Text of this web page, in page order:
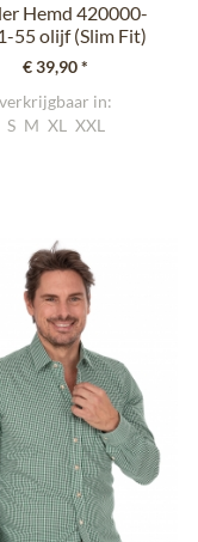
Hemd 420000-
55 olijf (Slim Fit)
€ 39,90 *
verkrijgbaar in:
S M XL XXL